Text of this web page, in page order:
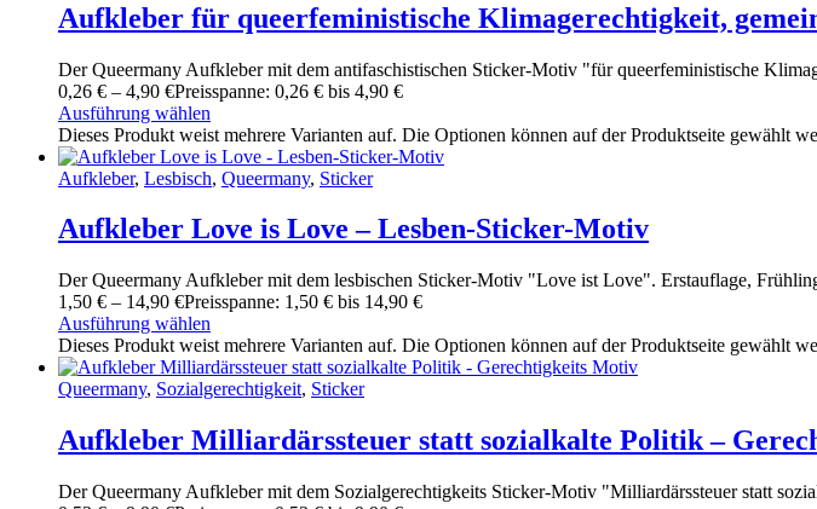
Aufkleber für queerfeministische Klimagerechtigkeit,
Der Queermany Aufkleber mit dem antifaschistischen Sticker-Motiv "für queerfeministische
0,26 € – 4,90 €Preisspanne: 0,26 € bis 4,90 €
Ausführung wählen
Dieses Produkt weist mehrere Varianten auf. Die Optionen können auf der Produktseite gewählt
Aufkleber, Lesbisch, Queermany, Sticker
Aufkleber Love is Love – Lesben-Sticker-Motiv
Der Queermany Aufkleber mit dem lesbischen Sticker-Motiv "Love ist Love". Erstauflage,
1 ,50 € – 14,90 €Preisspanne: 1 ,50 € bis 14,90 €
Ausführung wählen
Dieses Produkt weist mehrere Varianten auf. Die Optionen können auf der Produktseite gewählt
Queermany, Sozialgerechtigkeit, Sticker
Aufkleber Milliardärssteuer statt sozialkalte Politik –
Der Queermany Aufkleber mit dem Sozialgerechtigkeits Sticker-Motiv "Milliardärssteuer statt